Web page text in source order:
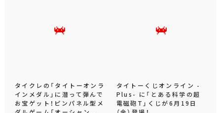
タイクレの「タイトーオンラ
インメダル」に潜って弾んで
お宝ゲット！ピンパネル型メ
タイトーくじオンライン -
Plus- に「とある科学の超
電磁砲T」くじが6月19日